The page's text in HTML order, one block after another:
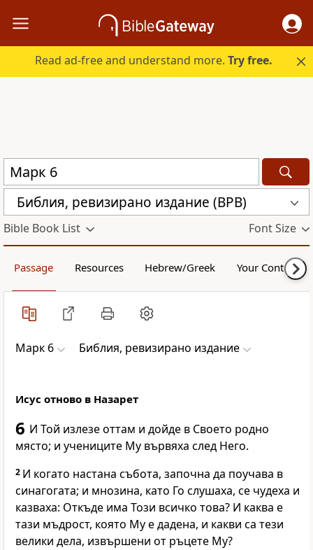
Read ad-free and understand more.Try free.
Библия, ревизирано издание (BPB)
Bible Book List Font Size
Passage Resources Hebrew/Greek Your Content
Марк 6 Библия, ревизирано издание
Исус отново в Назарет
6 И Той излезе оттам и дойде в Своето родно
място; и учениците Му вървяха след Него.
2 И когато настана събота, започна да поучава в
синагогата; и мнозина, като Го слушаха, се чудеха и
казваха: Откъде има Този всичко това? И каква е
тази мъдрост, която Му е дадена, и какви са тези
велики дела, извършени от ръцете Му?